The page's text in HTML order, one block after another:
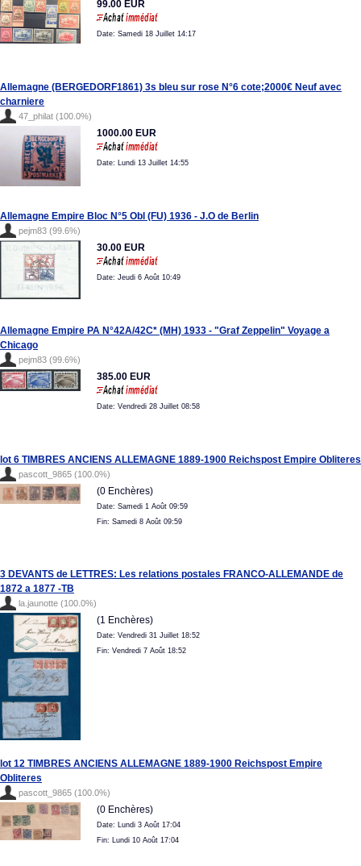
99.00 EUR
Date: Samedi 18 Juillet 14:17
Allemagne (BERGEDORF1861) 3s bleu sur rose N°6 cote;2000€ Neuf avec
charniere
47_philat (100.0%)
1000.00 EUR
Date: Lundi 13 Juillet 14:55
Allemagne Empire Bloc N°5 Obl (FU) 1936 - J.O de Berlin
pejm83 (99.6%)
30.00 EUR
Date: Jeudi 6 Août 10:49
Allemagne Empire PA N°42A/42C* (MH) 1933 - "Graf Zeppelin" Voyage a
Chicago
pejm83 (99.6%)
385.00 EUR
Date: Vendredi 28 Juillet 08:58
lot 6 TIMBRES ANCIENS ALLEMAGNE 1889-1900 Reichspost Empire Obliteres
pascott_9865 (100.0%)
(0 Enchères)
Date: Samedi 1 Août 09:59
Fin: Samedi 8 Août 09:59
3 DEVANTS de LETTRES: Les relations postales FRANCO-ALLEMANDE de
1872 a 1877 -TB
la.jaunotte (100.0%)
(1 Enchères)
Date: Vendredi 31 Juillet 18:52
Fin: Vendredi 7 Août 18:52
lot 12 TIMBRES ANCIENS ALLEMAGNE 1889-1900 Reichspost Empire
Obliteres
pascott_9865 (100.0%)
(0 Enchères)
Date: Lundi 3 Août 17:04
Fin: Lundi 10 Août 17:04